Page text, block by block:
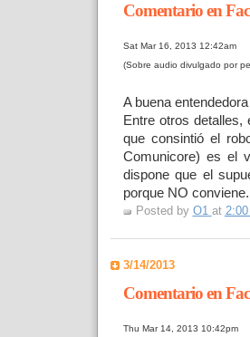
Comentario en
Sat Mar 16, 2013 12:42am
(Sobre audio divulgado por
A buena
Entre otros detalles,
que consintió el
Comunicore) es el
dispone que el
porque NO conviene.
Posted by O1 at
3/14/2013
Comentario en
Thu Mar 14, 2013 10:42pm